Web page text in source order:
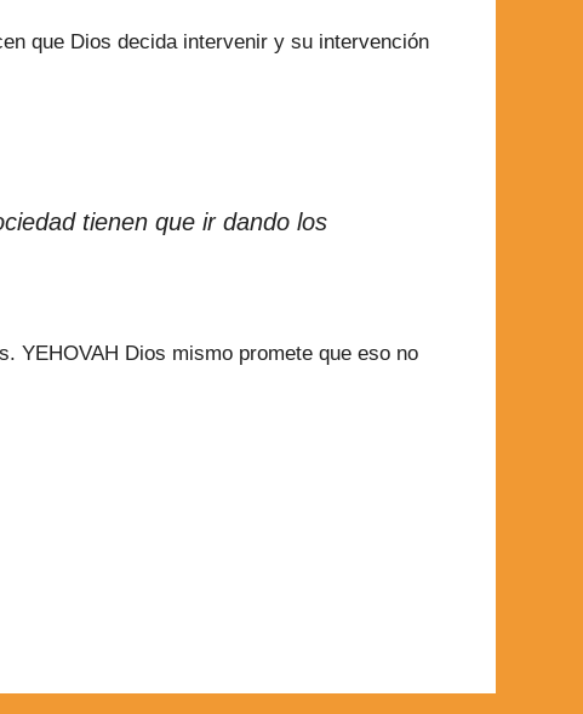
que Dios decida intervenir y su intervención
tienen que ir dando los
YEHOVAH Dios mismo promete que eso no